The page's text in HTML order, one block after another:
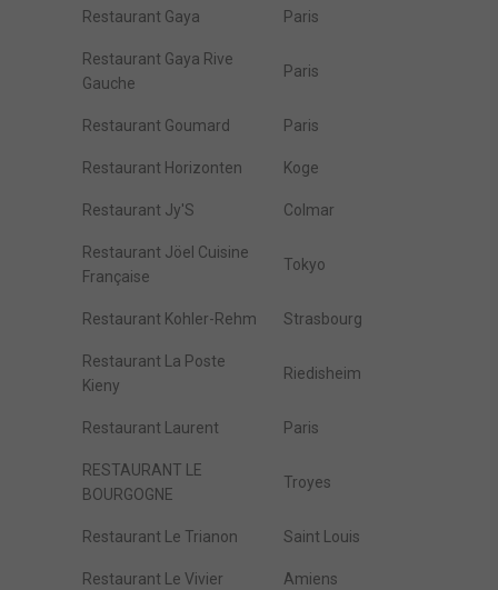
Restaurant Gaya Paris
Restaurant Gaya Rive
Gauche
Paris
Restaurant Goumard Paris
Restaurant Horizonten Koge
Restaurant Jy'S Colmar
Restaurant Jöel Cuisine
Française
Tokyo
Restaurant Kohler-Rehm Strasbourg
Restaurant La Poste
Kieny
Riedisheim
Restaurant Laurent Paris
RESTAURANT LE
BOURGOGNE
Troyes
Restaurant Le Trianon Saint Louis
Restaurant Le Vivier Amiens